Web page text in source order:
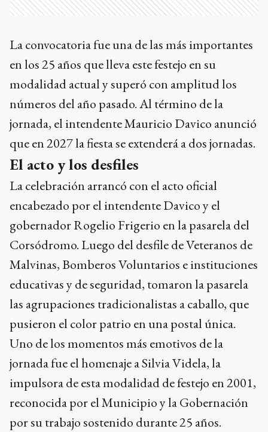
La convocatoria fue una de las más importantes
en los 25 años que lleva este festejo en su
modalidad actual y superó con amplitud los
números del año pasado. Al término de la
jornada, el intendente Mauricio Davico anunció
que en 2027 la fiesta se extenderá a dos jornadas.
El acto y los desfiles
La celebración arrancó con el acto oficial
encabezado por el intendente Davico y el
gobernador Rogelio Frigerio en la pasarela del
Corsódromo. Luego del desfile de Veteranos de
Malvinas, Bomberos Voluntarios e instituciones
educativas y de seguridad, tomaron la pasarela
las agrupaciones tradicionalistas a caballo, que
pusieron el color patrio en una postal única.
Uno de los momentos más emotivos de la
jornada fue el homenaje a Silvia Videla, la
impulsora de esta modalidad de festejo en 2001,
reconocida por el Municipio y la Gobernación
por su trabajo sostenido durante 25 años.